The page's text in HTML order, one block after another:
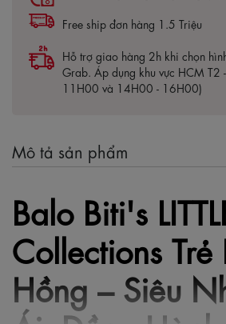
Free ship đơn hàng 1.5 Triệu
Hỗ trợ giao hàng 2h khi chọn
Grab. Áp dụng khu vực HCM T2
11H00 và 14H00 - 16H00)
Mô tả sản phẩm
Balo Biti's
Collections Trẻ
Hồng – Siêu